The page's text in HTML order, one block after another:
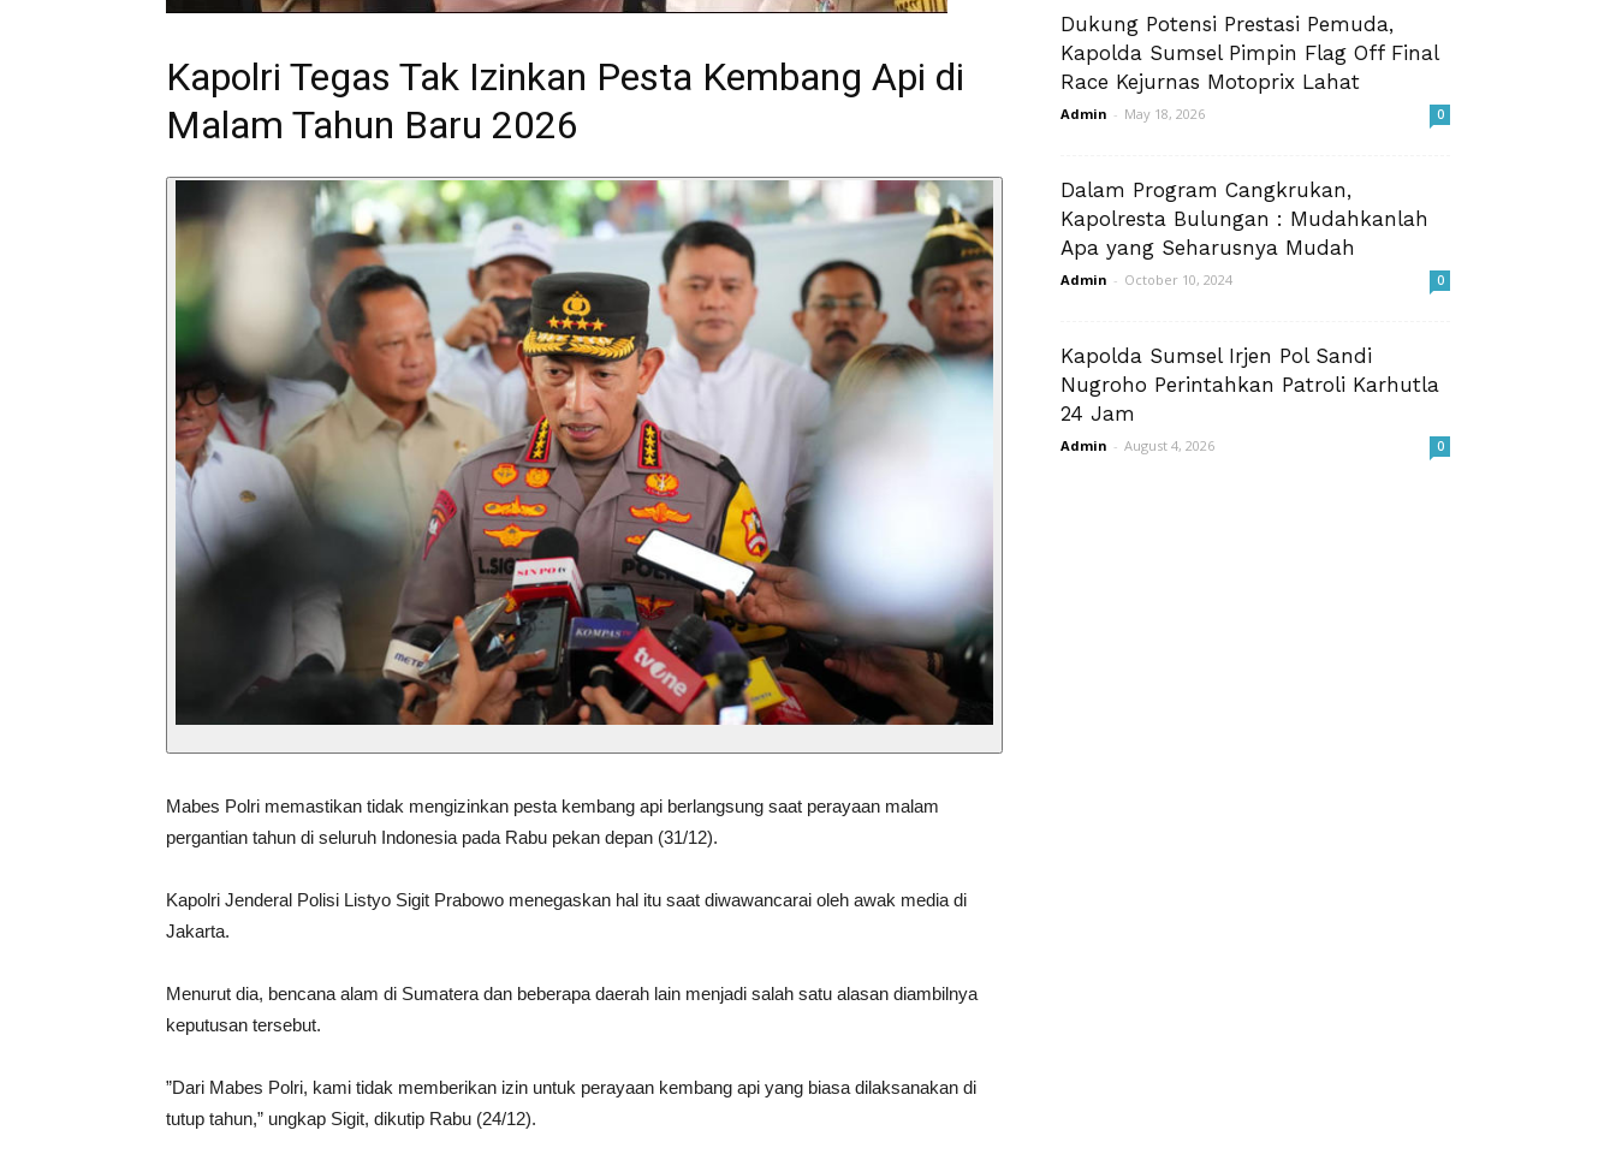
Kapolri Tegas Tak Izinkan Pesta Kembang Api di
Malam Tahun Baru 2026
Mabes Polri memastikan tidak mengizinkan pesta kembang api berlangsung saat perayaan malam
pergantian tahun di seluruh Indonesia pada Rabu pekan depan (31/12).
Kapolri Jenderal Polisi Listyo Sigit Prabowo menegaskan hal itu saat diwawancarai oleh awak media di
Jakarta.
Menurut dia, bencana alam di Sumatera dan beberapa daerah lain menjadi salah satu alasan diambilnya
keputusan tersebut.
”Dari Mabes Polri, kami tidak memberikan izin untuk perayaan kembang api yang biasa dilaksanakan di
tutup tahun,” ungkap Sigit, dikutip Rabu (24/12).
Dukung Potensi Prestasi Pemuda,
Kapolda Sumsel Pimpin Flag Off Final
Race Kejurnas Motoprix Lahat
Admin - May 18, 2026 0
Dalam Program Cangkrukan,
Kapolresta Bulungan : Mudahkanlah
Apa yang Seharusnya Mudah
Admin - October 10, 2024 0
Kapolda Sumsel Irjen Pol Sandi
Nugroho Perintahkan Patroli Karhutla
24 Jam
Admin - August 4, 2026 0